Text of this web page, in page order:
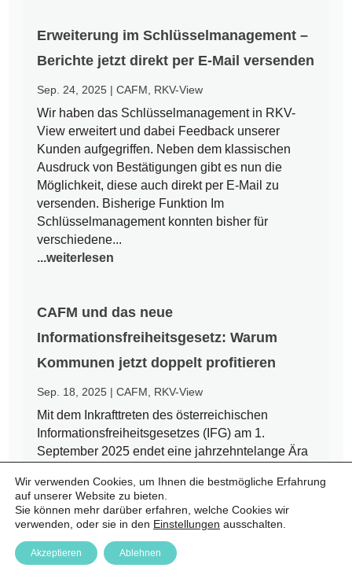
Erweiterung im Schlüsselmanagement –
Berichte jetzt direkt per E-Mail versenden
Sep. 24, 2025 |CAFM RKV-View
Wir haben das Schlüsselmanagement in RKV-
View erweitert und dabei Feedback unserer
Kunden aufgegriffen. Neben dem klassischen
Ausdruck von Bestätigungen gibt es nun die
Möglichkeit, diese auch direkt per E-Mail zu
versenden. Bisherige Funktion Im
Schlüsselmanagement konnten bisher für
verschiedene...
...weiterlesen
CAFM und das neue
Informationsfreiheitsgesetz: Warum
Kommunen jetzt doppelt profitieren
Sep. 18, 2025 |CAFM RKV-View
Mit dem Inkrafttreten des österreichischen
Informationsfreiheitsgesetzes (IFG) am 1.
September 2025 endet eine jahrzehntelange Ära
haben nun einen Rechtsanspruch auf Zugang zu
amtlichen Informationen – auch auf kommunaler
Ebene. Für Städte und Gemeinden...
...weiterlesen
Wir verwenden Cookies, um Ihnen die bestmögliche Erfahrung
auf unserer Website zu bieten.
Sie können mehr darüber erfahren, welche Cookies wir
verwenden, oder sie in den Einstellungen ausschalten.
Akzeptieren Ablehnen